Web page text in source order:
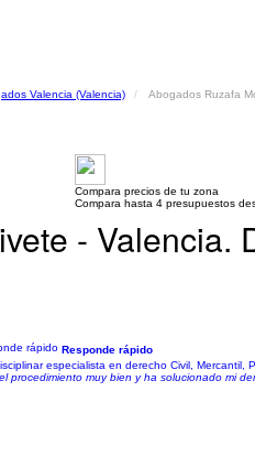
Valencia (Valencia) Abogados Ruzafa
Compara precios de tu zona
Compara hasta 4 presupuestos
- Valencia.
Responde rápido
especialista en derecho Civil, Mercantil,
procedimiento muy bien y ha solucionado mi